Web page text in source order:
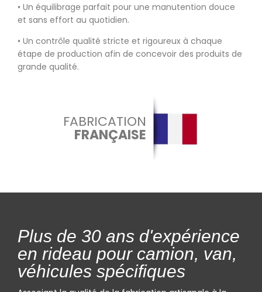
• Un équilibrage parfait pour une manutention douce
et sans effort au quotidien.
• Un contrôle qualité stricte et rigoureux à chaque
étape de production afin de concevoir des produits de
grande qualité.
FABRICATION
FRANÇAISE
Plus de 30 ans d'expérience
en rideau pour camion, van,
véhicules spécifiques